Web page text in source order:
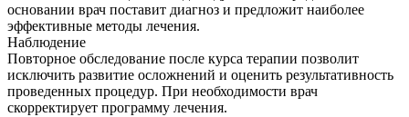
основании врач поставит диагноз и предложит наиболее
эффективные методы лечения.
Наблюдение
Повторное обследование после курса терапии позволит
исключить развитие осложнений и оценить результативность
проведенных процедур. При необходимости врач
скорректирует программу лечения.